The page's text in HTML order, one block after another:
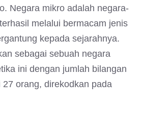
Negara mikro adalah negara-
melalui bermacam jenis
kepada sejarahnya.
sebagai sebuah negara
ini dengan jumlah bilangan
orang, direkodkan pada